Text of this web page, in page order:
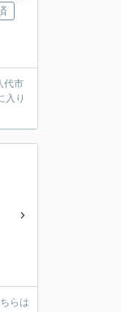
代市
入り
らは